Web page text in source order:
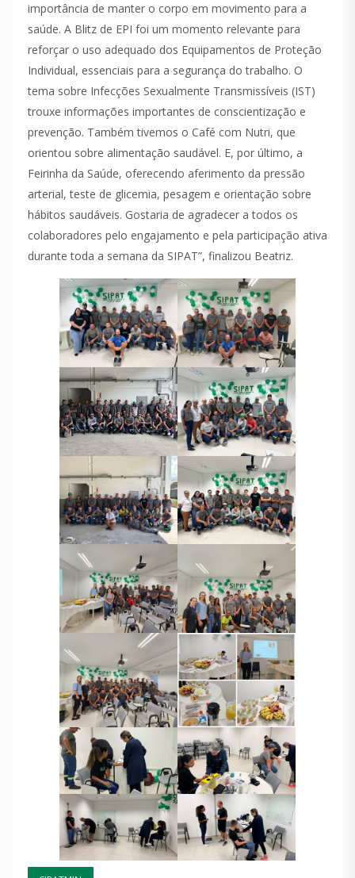
importância de manter o corpo em movimento para a
saúde. A Blitz de EPI foi um momento relevante para
reforçar o uso adequado dos Equipamentos de Proteção
Individual, essenciais para a segurança do trabalho. O
tema sobre Infecções Sexualmente Transmissíveis (IST)
trouxe informações importantes de conscientização e
prevenção. Também tivemos o Café com Nutri, que
orientou sobre alimentação saudável. E, por último, a
Feirinha da Saúde, oferecendo aferimento da pressão
arterial, teste de glicemia, pesagem e orientação sobre
hábitos saudáveis. Gostaria de agradecer a todos os
colaboradores pelo engajamento e pela participação ativa
durante toda a semana da SIPAT”, finalizou Beatriz.